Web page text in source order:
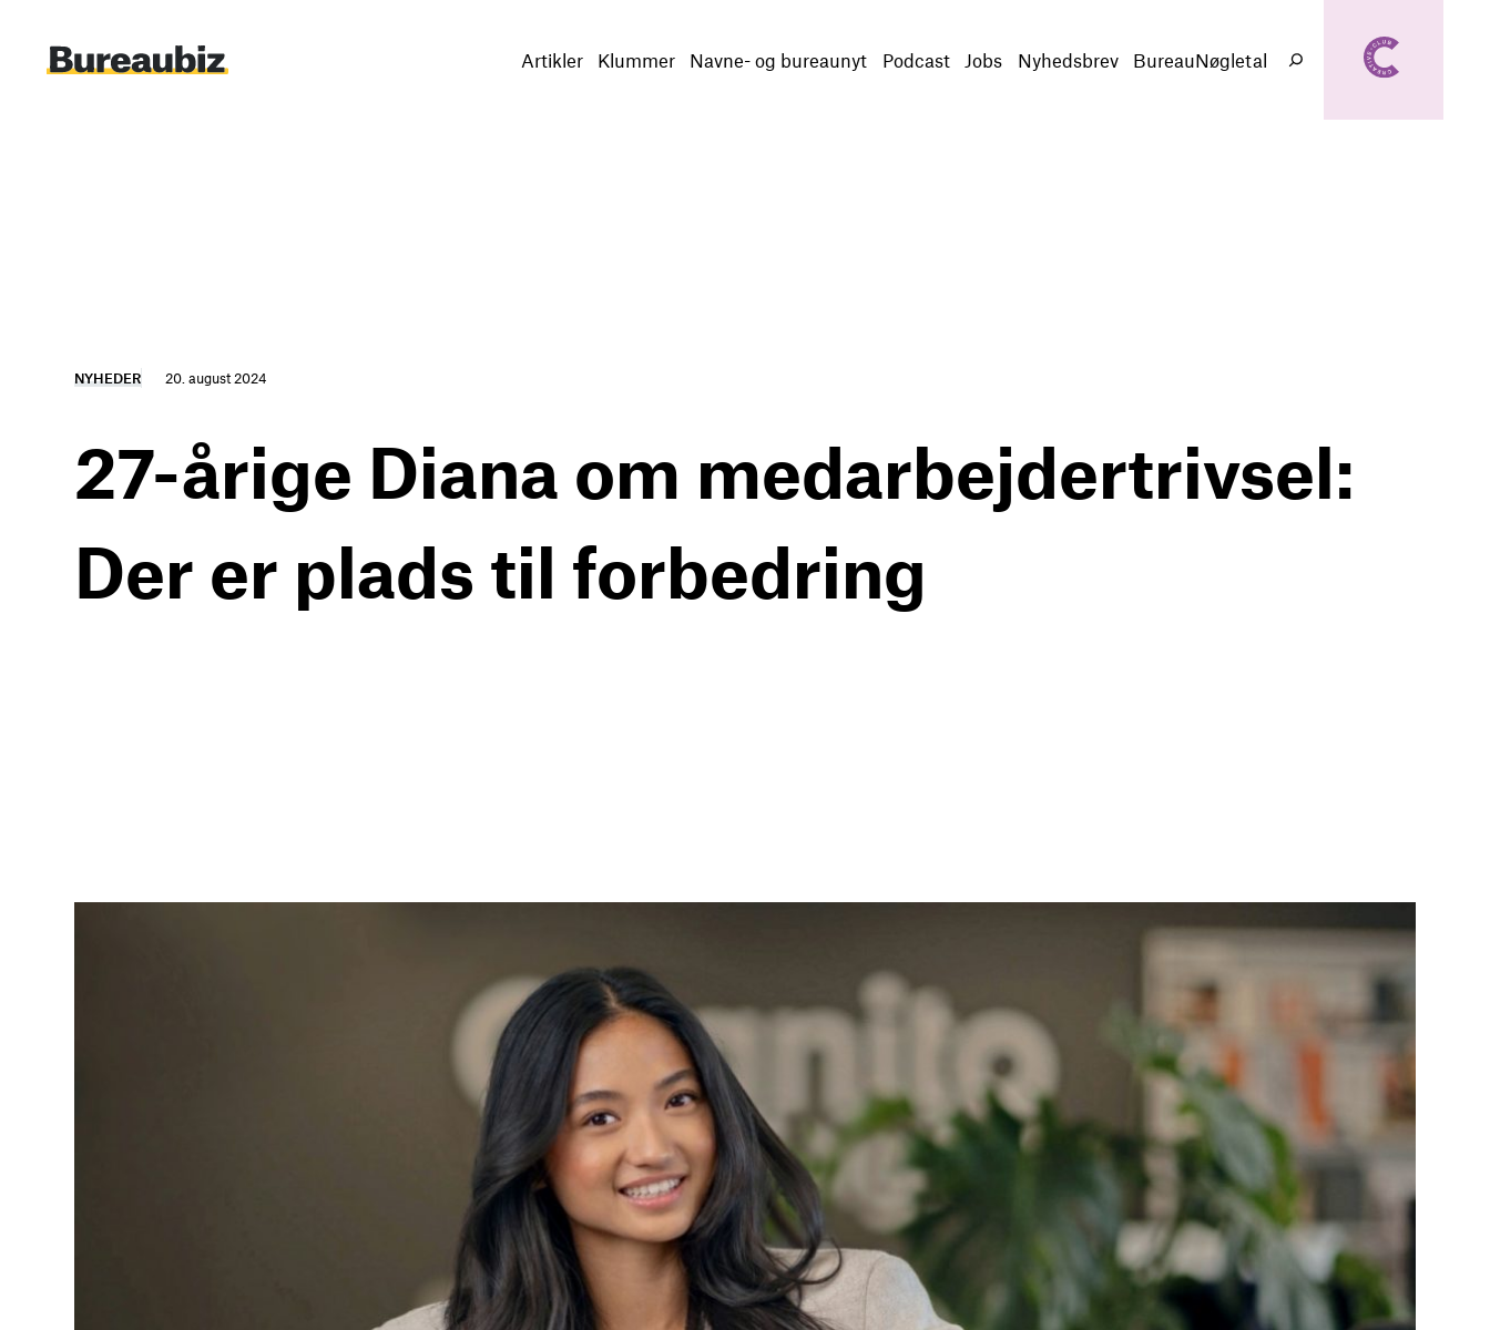
indhold
Artikler Klummer Navne- og bureaunyt Podcast Jobs Nyhedsbrev BureauNøgletal
Søg
NYHEDER 20. august 2024
27-årige Diana om medarbejdertrivsel:
Der er plads til forbedring